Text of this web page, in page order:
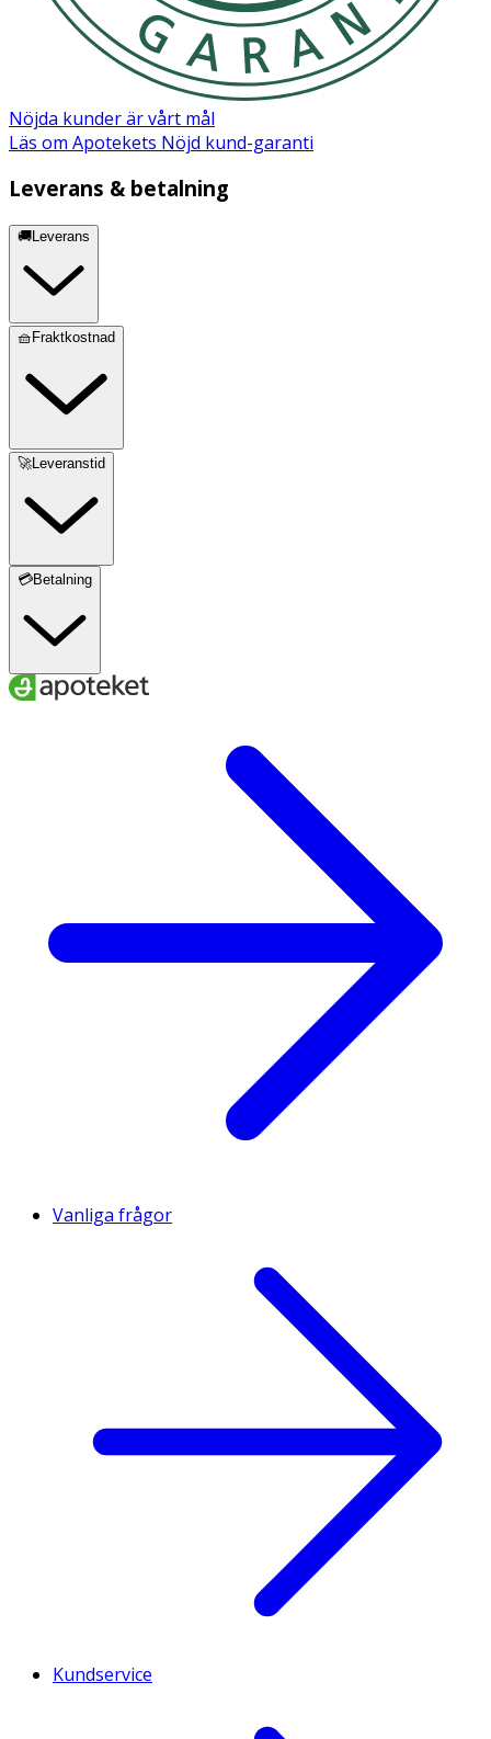
Nöjda kunder är vårt mål
Läs om Apotekets Nöjd kund-garanti
Leverans & betalning
🚚Leverans
🧺Fraktkostnad
🚀Leveranstid
💳Betalning
Vanliga frågor
Kundservice